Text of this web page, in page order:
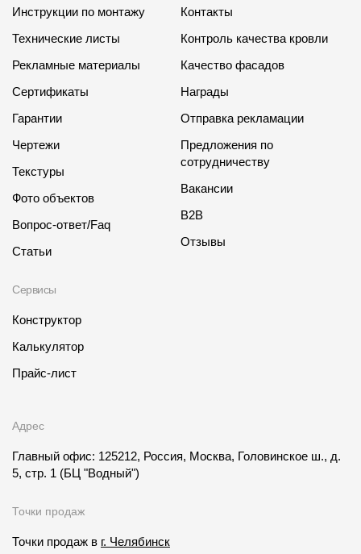
Инструкции по монтажу
Технические листы
Рекламные материалы
Сертификаты
Гарантии
Чертежи
Текстуры
Фото объектов
Вопрос-ответ/Faq
Статьи
Сервисы
Конструктор
Калькулятор
Прайс-лист
Контакты
Контроль качества кровли
Качество фасадов
Награды
Отправка рекламации
Предложения по
сотрудничеству
Вакансии
B2B
Отзывы
Адрес
Главный офис: 125212, Россия, Москва, Головинское ш., д.
5, стр. 1 (БЦ "Водный")
Точки продаж
Точки продаж в г. Челябинск